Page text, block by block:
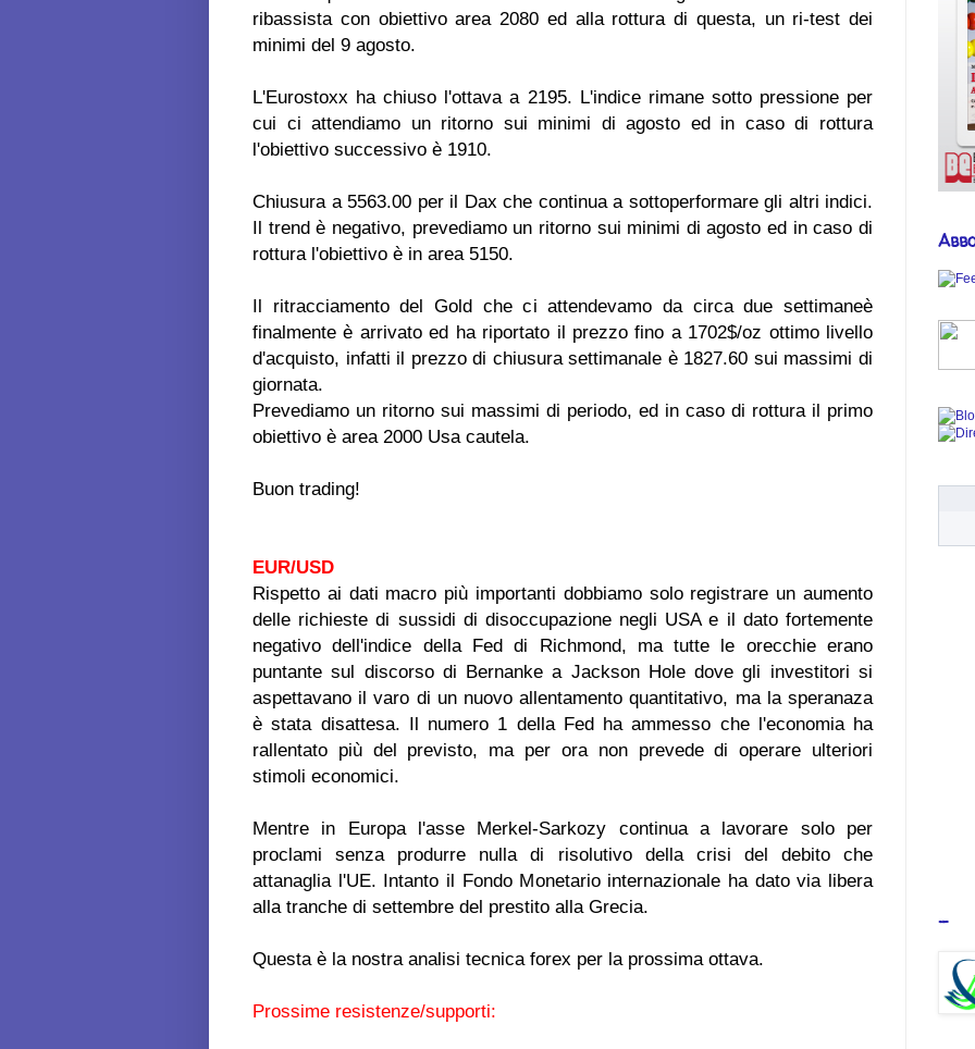
ribassista con obiettivo area 2080 ed alla rottura di questa, un ri-test dei
minimi del 9 agosto.
L'Eurostoxx ha chiuso l'ottava a 2195. L'indice rimane sotto pressione per
cui ci attendiamo un ritorno sui minimi di agosto ed in caso di rottura
l'obiettivo successivo è 1910.
Chiusura a 5563.00 per il Dax che continua a sottoperformare gli altri indici.
Il trend è negativo, prevediamo un ritorno sui minimi di agosto ed in caso di
rottura l'obiettivo è in area 5150.
Il ritracciamento del Gold che ci attendevamo da circa due settimaneè
finalmente è arrivato ed ha riportato il prezzo fino a 1702$/oz ottimo livello
d'acquisto, infatti il prezzo di chiusura settimanale è 1827.60 sui massimi di
giornata.
Prevediamo un ritorno sui massimi di periodo, ed in caso di rottura il primo
obiettivo è area 2000 Usa cautela.
Buon trading!
EUR/USD
Rispetto ai dati macro più importanti dobbiamo solo registrare un aumento
delle richieste di sussidi di disoccupazione negli USA e il dato fortemente
negativo dell'indice della Fed di Richmond, ma tutte le orecchie erano
puntante sul discorso di Bernanke a Jackson Hole dove gli investitori si
aspettavano il varo di un nuovo allentamento quantitativo, ma la speranaza
è stata disattesa. Il numero 1 della Fed ha ammesso che l'economia ha
rallentato più del previsto, ma per ora non prevede di operare ulteriori
stimoli economici.
Mentre in Europa l'asse Merkel-Sarkozy continua a lavorare solo per
proclami senza produrre nulla di risolutivo della crisi del debito che
attanaglia l'UE. Intanto il Fondo Monetario internazionale ha dato via libera
alla tranche di settembre del prestito alla Grecia.
Questa è la nostra analisi tecnica forex per la prossima ottava.
Prossime resistenze/supporti:
-